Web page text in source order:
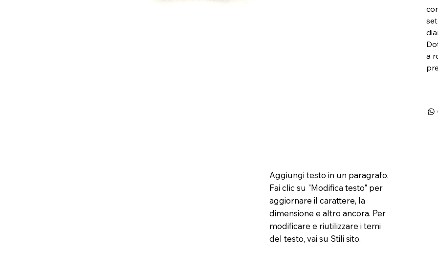
a
Aggiungi testo in un paragrafo.
Fai clic su "Modifica testo" per
aggiornare il carattere, la
dimensione e altro ancora. Per
modificare e riutilizzare i temi
del testo, vai su Stili sito.